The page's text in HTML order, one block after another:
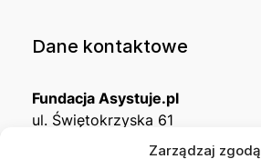
Zarządzaj zgodą
Dane kontaktowe
Fundacja Asystuje.pl
ul. Świętokrzyska 61